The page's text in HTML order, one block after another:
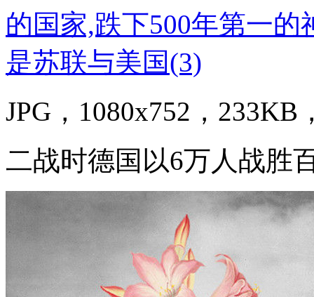
JPG，1080x752，233KB
二战时德国以6万人战胜